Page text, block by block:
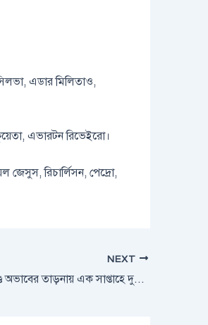
এডার মিলিতাও,
এভারটন রিভেইরো।
জেসুস, রিচার্লিসন, পেদ্রো,
NEXT
সীতাকুণ্ডে অভাবের তাড়নায় এক সাপ্তাহে দুইজনের আত্মহত্যা